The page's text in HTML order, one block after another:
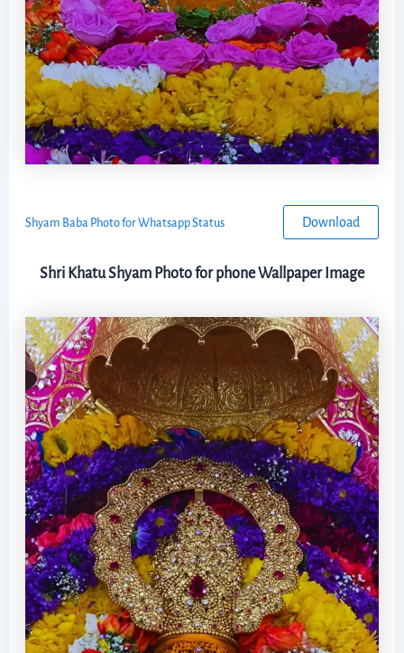
Shyam Baba Photo for Whatsapp Status Download
Shri Khatu Shyam Photo for phone Wallpaper Image